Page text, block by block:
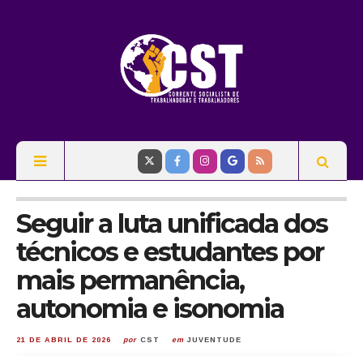
Seguir a luta unificada dos
técnicos e estudantes por
mais permanência,
autonomia e isonomia
21 DE ABRIL DE 2026 por CST em JUVENTUDE